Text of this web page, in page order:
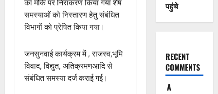
का मौके पर निराकरण किया गया शेष
समस्याओं को निस्तारण हेतु संबंधित
विभागों को प्रेषित किया गया।
जनसुनवाई कार्यक्रम में , राजस्व,भूमि
विवाद, विद्युत, अतिक्रमणआदि से
संबंधित समस्या दर्ज कराई गई।
पहुंचे
RECENT
COMMENTS
A